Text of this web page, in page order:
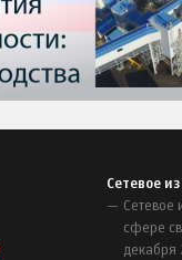
Сетевое
Сетевое
сфере
декабря